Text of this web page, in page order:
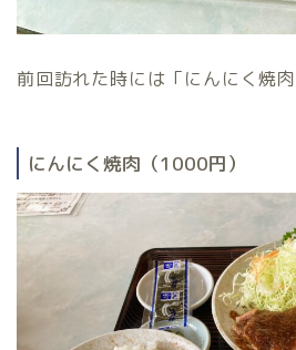
前回訪れた時には「にんにく焼
にんにく焼肉（1000円）